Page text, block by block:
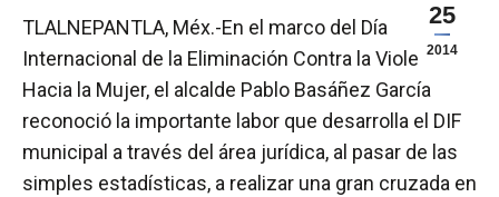
25
2014
TLALNEPANTLA, Méx.-En el marco del Día
Internacional de la Eliminación Contra la Violencia
Hacia la Mujer, el alcalde Pablo Basáñez García
reconoció la importante labor que desarrolla el DIF
municipal a través del área jurídica, al pasar de las
simples estadísticas, a realizar una gran cruzada en